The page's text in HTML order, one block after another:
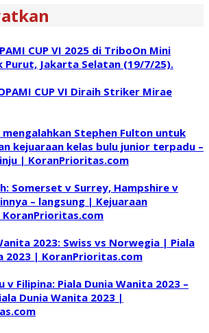
CUP VI Diraih Striker Mirae
mengalahkan Stephen Fulton untuk
kejuaraan kelas bulu junior terpadu –
| KoranPrioritas.com
Somerset v Surrey, Hampshire v
– langsung | Kejuaraan
2023: Swiss vs Norwegia | Piala
2023 | KoranPrioritas.com
v Filipina: Piala Dunia Wanita 2023 –
Dunia Wanita 2023 |